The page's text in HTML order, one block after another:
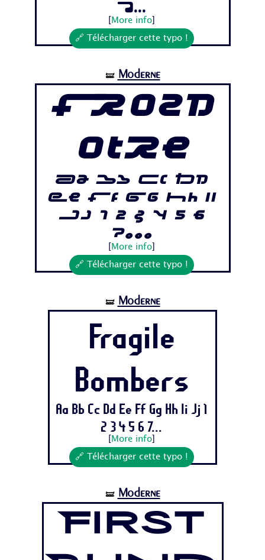
7...
More info]
🔗 Télécharger cette typo !
🝛 Moderne
Frozd
otre
Aa Bb Cc Dd
Ee Ff Gg Hh Ii
Jj 1 2 3 4 5 6
7...
More info]
🔗 Télécharger cette typo !
🝛 Moderne
Fragile
Bombers
Aa Bb Cc Dd Ee Ff Gg Hh Ii Jj 1
2 3 4 5 6 7...
More info]
🔗 Télécharger cette typo !
🝛 Moderne
First